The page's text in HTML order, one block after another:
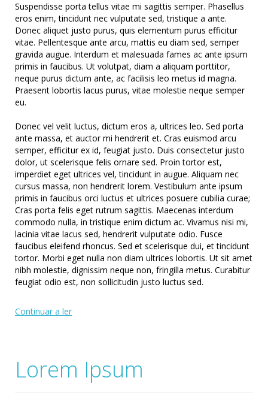
Suspendisse porta tellus vitae mi sagittis semper. Phasellus
eros enim, tincidunt nec vulputate sed, tristique a ante.
Donec aliquet justo purus, quis elementum purus efficitur
vitae. Pellentesque ante arcu, mattis eu diam sed, semper
gravida augue. Interdum et malesuada fames ac ante ipsum
primis in faucibus. Ut volutpat, diam a aliquam porttitor,
neque purus dictum ante, ac facilisis leo metus id magna.
Praesent lobortis lacus purus, vitae molestie neque semper
eu.
Donec vel velit luctus, dictum eros a, ultrices leo. Sed porta
ante massa, et auctor mi hendrerit et. Cras euismod arcu
semper, efficitur ex id, feugiat justo. Duis consectetur justo
dolor, ut scelerisque felis ornare sed. Proin tortor est,
imperdiet eget ultrices vel, tincidunt in augue. Aliquam nec
cursus massa, non hendrerit lorem. Vestibulum ante ipsum
primis in faucibus orci luctus et ultrices posuere cubilia curae;
Cras porta felis eget rutrum sagittis. Maecenas interdum
commodo nulla, in tristique enim dictum ac. Vivamus nisi mi,
lacinia vitae lacus sed, hendrerit vulputate odio. Fusce
faucibus eleifend rhoncus. Sed et scelerisque dui, et tincidunt
tortor. Morbi eget nulla non diam ultrices lobortis. Ut sit amet
nibh molestie, dignissim neque non, fringilla metus. Curabitur
feugiat odio est, non sollicitudin justo luctus sed.
Continuar a ler
Lorem Ipsum